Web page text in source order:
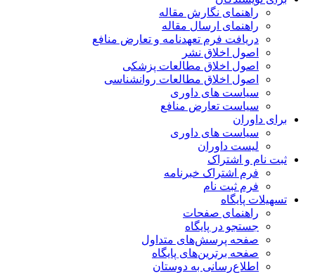
راهنمای نگارش مقاله
راهنمای ارسال مقاله
دریافت فرم تعهدنامه و تعارض منافع
اصول اخلاق نشر
اصول اخلاق مطالعات پزشکی
اصول اخلاق مطالعات روانشناسی
سیاست های داوری
سیاست تعارض منافع
برای داوران
سیاست های داوری
لیست داوران
ثبت نام و اشتراک
فرم اشتراک خبرنامه
فرم ثبت نام
تسهیلات پایگاه
راهنمای صفحات
جستجو در پایگاه
صفحه پرسش‌های متداول
صفحه برترین‌های پایگاه
اطلاع‌رسانی به دوستان